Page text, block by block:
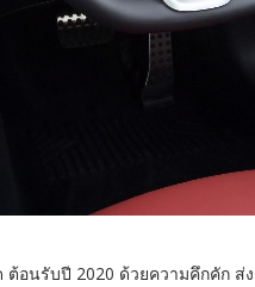
ต้อนรับปี 2020 ด้วยความคึกคัก